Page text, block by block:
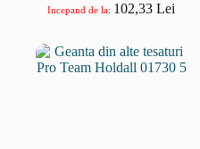
Incepand de la: 102,33Lei